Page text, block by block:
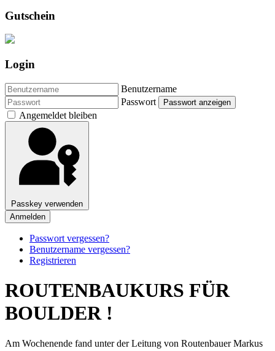
Gutschein
Login
Benutzername
Passwort
Passwort anzeigen
Angemeldet bleiben
Passkey verwenden
Anmelden
Passwort vergessen?
Benutzername vergessen?
Registrieren
ROUTENBAUKURS FÜR
BOULDER !
Am Wochenende fand unter der Leitung von Routenbauer Markus